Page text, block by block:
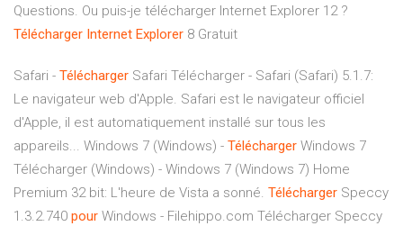
Questions. Ou puis-je télécharger Internet Explorer 12 ?
Télécharger Internet Explorer 8 Gratuit
Safari - Télécharger Safari Télécharger - Safari (Safari) 5.1.7:
Le navigateur web d'Apple. Safari est le navigateur officiel
d'Apple, il est automatiquement installé sur tous les
appareils... Windows 7 (Windows) - Télécharger Windows 7
Télécharger (Windows) - Windows 7 (Windows 7) Home
Premium 32 bit: L'heure de Vista a sonné. Télécharger Speccy
1.3.2.740 pour Windows - Filehippo.com Télécharger Speccy